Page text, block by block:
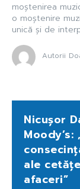
moștenirea
o moștenire
unică și de
Autorii
Nicușor
ale
afaceri”